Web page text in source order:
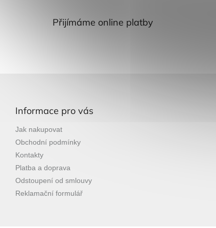
Přijímáme online platby
Informace pro vás
Jak nakupovat
Obchodní podmínky
Kontakty
Platba a doprava
Odstoupení od smlouvy
Reklamační formulář